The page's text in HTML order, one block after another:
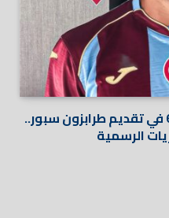
محمد صلاح : بالقميص رقم 61 في تقديم طرابزون سبور..